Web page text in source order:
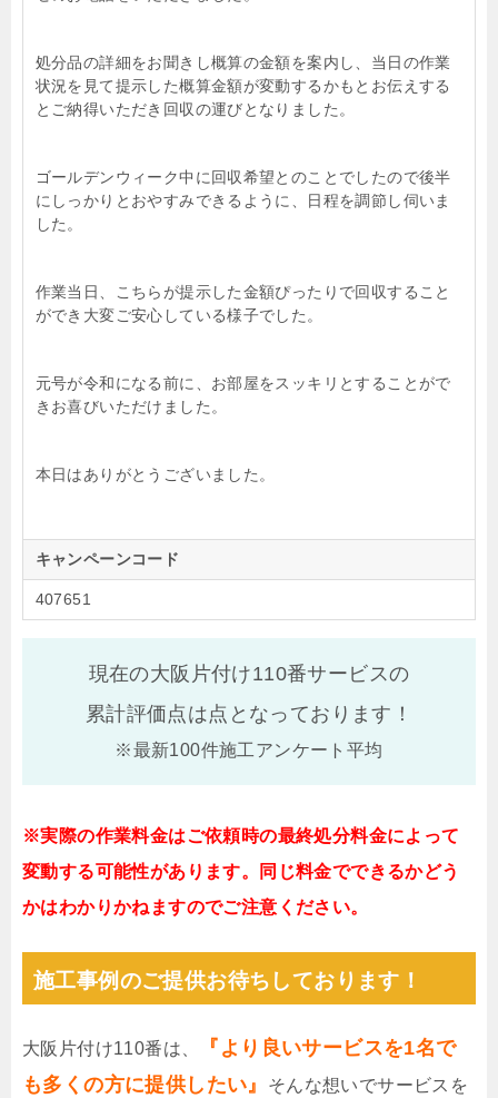
処分品の詳細をお聞きし概算の金額を案内し、当日の作業
状況を見て提示した概算金額が変動するかもとお伝えする
とご納得いただき回収の運びとなりました。
ゴールデンウィーク中に回収希望とのことでしたので後半
にしっかりとおやすみできるように、日程を調節し伺いま
した。
作業当日、こちらが提示した金額ぴったりで回収すること
ができ大変ご安心している様子でした。
元号が令和になる前に、お部屋をスッキリとすることがで
きお喜びいただけました。
本日はありがとうございました。
キャンペーンコード
407651
現在の大阪片付け110番サービスの
累計評価点は点となっております！
※最新100件施工アンケート平均
※実際の作業料金はご依頼時の最終処分料金によって
変動する可能性があります。同じ料金でできるかどう
かはわかりかねますのでご注意ください。
施工事例のご提供お待ちしております！
大阪片付け110番は、
『より良いサービスを1名で
も多くの方に提供したい』
そんな想いでサービスを